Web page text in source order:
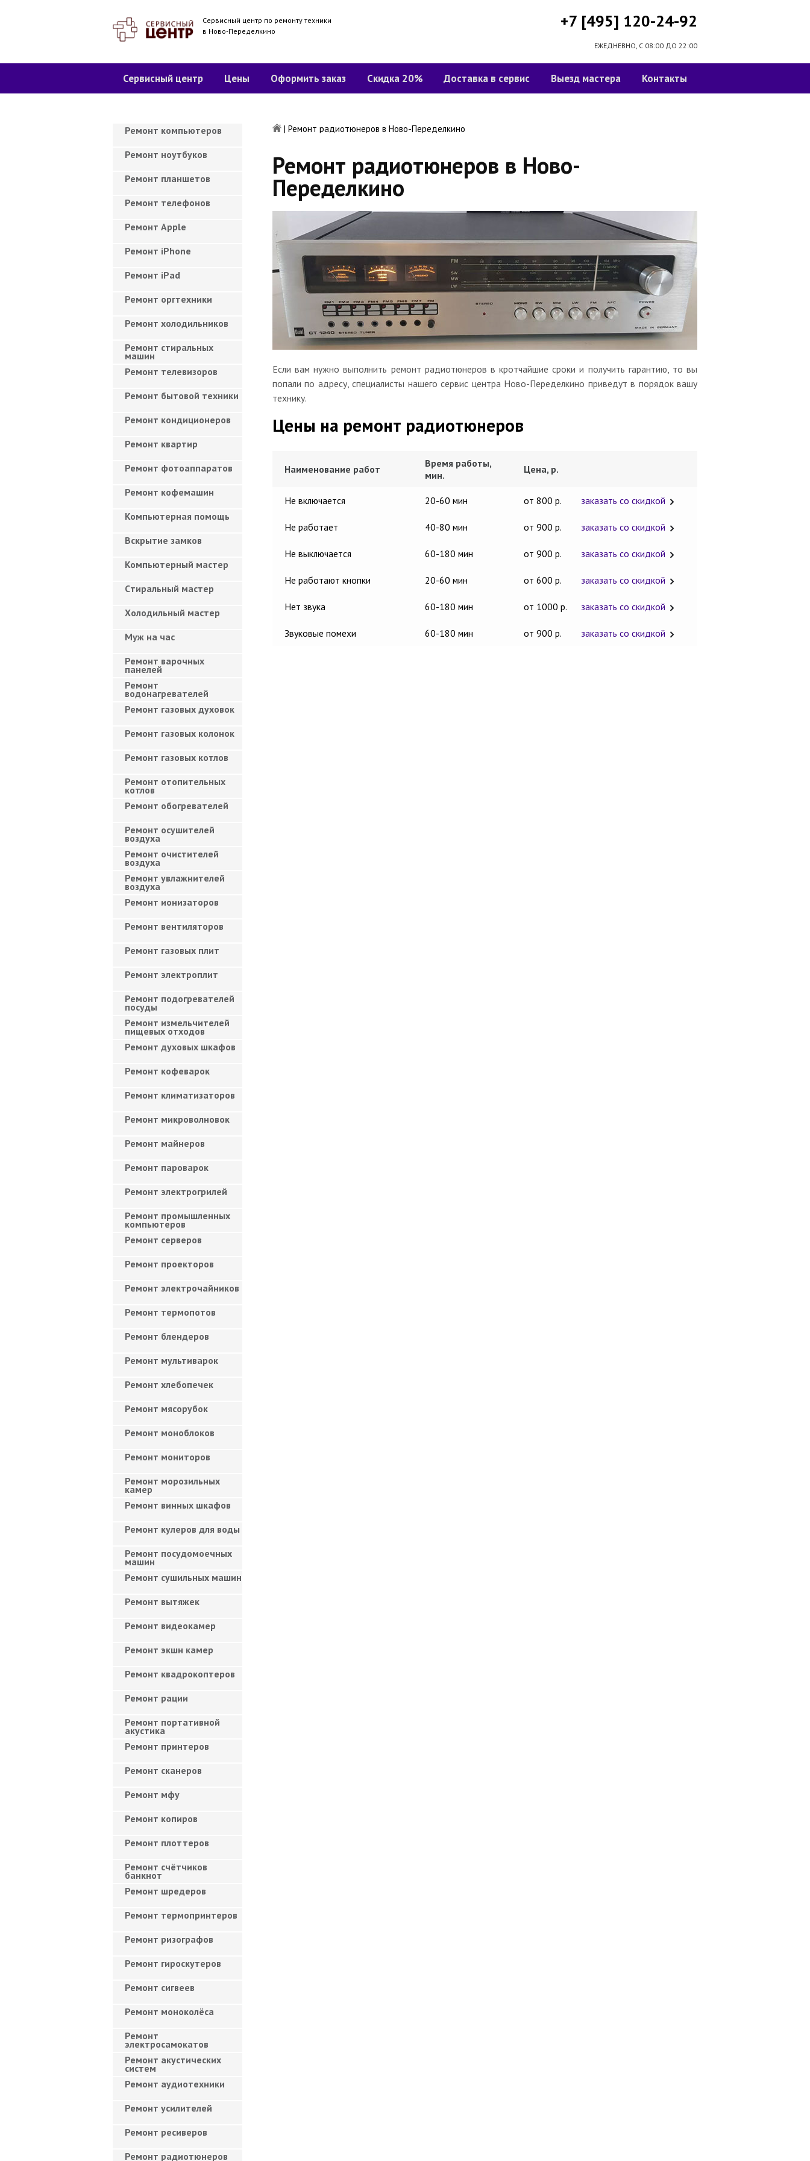
Сервисный центр по ремонту техники
в Ново-Переделкино
+7 [495] 120-24-92
ЕЖЕДНЕВНО, С 08:00 ДО 22:00
Сервисный центр Цены Оформить заказ Скидка 20% Доставка в сервис Выезд мастера Контакты
| Ремонт радиотюнеров в Ново-Переделкино
Ремонт радиотюнеров в Ново-
Переделкино
Если вам нужно выполнить ремонт радиотюнеров в кротчайшие сроки и получить гарантию, то вы
попали по адресу, специалисты нашего сервис центра Ново-Переделкино приведут в порядок вашу
технику.
Цены на ремонт радиотюнеров
Наименование работ
Время работы,
мин.
Цена, р.
Не включается 20-60 мин от 800 р. заказать со скидкой
Не работает 40-80 мин от 900 р. заказать со скидкой
Не выключается 60-180 мин от 900 р. заказать со скидкой
Не работают кнопки 20-60 мин от 600 р. заказать со скидкой
Нет звука 60-180 мин от 1000 р. заказать со скидкой
Звуковые помехи 60-180 мин от 900 р. заказать со скидкой
Ремонт компьютеров
Ремонт ноутбуков
Ремонт планшетов
Ремонт телефонов
Ремонт Apple
Ремонт iPhone
Ремонт iPad
Ремонт оргтехники
Ремонт холодильников
Ремонт стиральных
машин
Ремонт телевизоров
Ремонт бытовой техники
Ремонт кондиционеров
Ремонт квартир
Ремонт фотоаппаратов
Ремонт кофемашин
Компьютерная помощь
Вскрытие замков
Компьютерный мастер
Cтиральный мастер
Холодильный мастер
Муж на час
Ремонт варочных
панелей
Ремонт
водонагревателей
Ремонт газовых духовок
Ремонт газовых колонок
Ремонт газовых котлов
Ремонт отопительных
котлов
Ремонт обогревателей
Ремонт осушителей
воздуха
Ремонт очистителей
воздуха
Ремонт увлажнителей
воздуха
Ремонт ионизаторов
Ремонт вентиляторов
Ремонт газовых плит
Ремонт электроплит
Ремонт подогревателей
посуды
Ремонт измельчителей
пищевых отходов
Ремонт духовых шкафов
Ремонт кофеварок
Ремонт климатизаторов
Ремонт микроволновок
Ремонт майнеров
Ремонт пароварок
Ремонт электрогрилей
Ремонт промышленных
компьютеров
Ремонт серверов
Ремонт проекторов
Ремонт электрочайников
Ремонт термопотов
Ремонт блендеров
Ремонт мультиварок
Ремонт хлебопечек
Ремонт мясорубок
Ремонт моноблоков
Ремонт мониторов
Ремонт морозильных
камер
Ремонт винных шкафов
Ремонт кулеров для воды
Ремонт посудомоечных
машин
Ремонт сушильных машин
Ремонт вытяжек
Ремонт видеокамер
Ремонт экшн камер
Ремонт квадрокоптеров
Ремонт рации
Ремонт портативной
акустика
Ремонт принтеров
Ремонт сканеров
Ремонт мфу
Ремонт копиров
Ремонт плоттеров
Ремонт счётчиков
банкнот
Ремонт шредеров
Ремонт термопринтеров
Ремонт ризографов
Ремонт гироскутеров
Ремонт сигвеев
Ремонт моноколёса
Ремонт
электросамокатов
Ремонт акустических
систем
Ремонт аудиотехники
Ремонт усилителей
Ремонт ресиверов
Ремонт радиотюнеров